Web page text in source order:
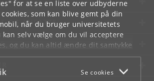
for at se en liste over udbyderne
som kan blive gemt på din
når du bruger universitetets
kan selv vælge om du vil acceptere
og du kan altid ændre dit samtykke
privatlivspolitiksom du finder i
eller afslå Se cookies
OG ANSATTE